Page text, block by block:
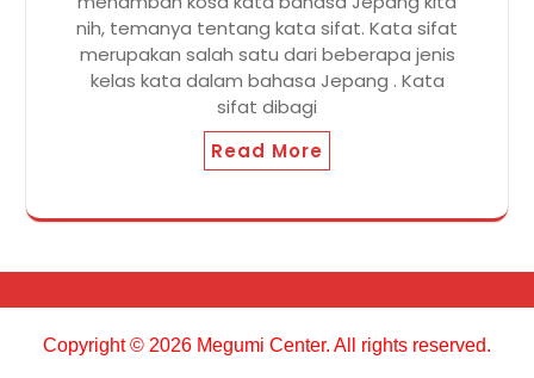
nih, temanya tentang kata sifat. Kata sifat
merupakan salah satu dari beberapa jenis
kelas kata dalam bahasa Jepang . Kata
sifat dibagi
Read More
Copyright © 2026 Megumi Center. All rights reserved.